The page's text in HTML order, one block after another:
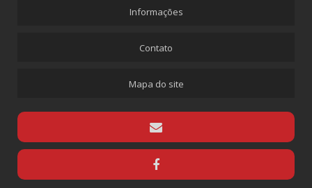
ESPIGÃO FÊMEA ROSCA 1/4 MANGUEIRA 3/8
ESPIGÃO GIRATÓRIO
ESPIGÃO MACHO ROSCA 1 MANGUEIRA 1
Informações
Contato
Mapa do site